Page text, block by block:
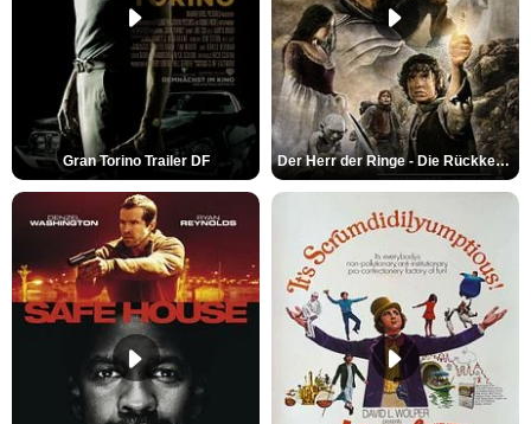
Gran Torino Trailer DF Der Herr der Ringe - Die Rückkehr des Königs Trailer OV